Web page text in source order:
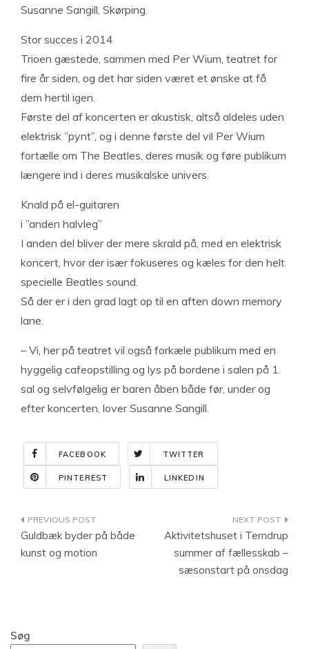
Susanne Sangill, Skørping.
Stor succes i 2014
Trioen gæstede, sammen med Per Wium, teatret for
fire år siden, og det har siden været et ønske at få
dem hertil igen.
Første del af koncerten er akustisk, altså aldeles uden
elektrisk ”pynt”, og i denne første del vil Per Wium
fortælle om The Beatles, deres musik og føre publikum
længere ind i deres musikalske univers.
Knald på el-guitaren
i ”anden halvleg”
I anden del bliver der mere skrald på, med en elektrisk
koncert, hvor der især fokuseres og kæles for den helt
specielle Beatles sound.
Så der er i den grad lagt op til en aften down memory
lane.
– Vi, her på teatret vil også forkæle publikum med en
hyggelig cafeopstilling og lys på bordene i salen på 1.
sal og selvfølgelig er baren åben både før, under og
efter koncerten, lover Susanne Sangill.
FACEBOOK TWITTER
PINTEREST LINKEDIN
Indlægsnavigation
Guldbæk byder på både
kunst og motion
Aktivitetshuset i Terndrup
summer af fællesskab –
sæsonstart på onsdag
Søg